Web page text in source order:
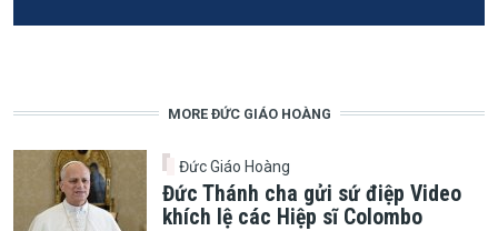
MORE ĐỨC GIÁO HOÀNG
Đức Giáo Hoàng
Đức Thánh cha gửi sứ điệp Video
khích lệ các Hiệp sĩ Colombo